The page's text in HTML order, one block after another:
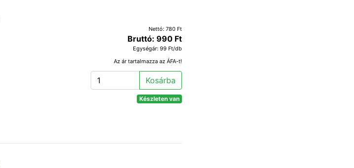
Nettó: 780 Ft
Bruttó: 990 Ft
Egységár: 99 Ft/db
Az ár tartalmazza az ÁFA-t!
Kosárba
Készleten van